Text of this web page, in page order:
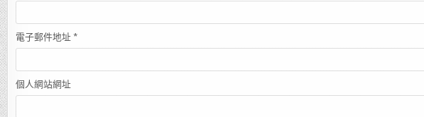
電子郵件地址 *
個人網站網址